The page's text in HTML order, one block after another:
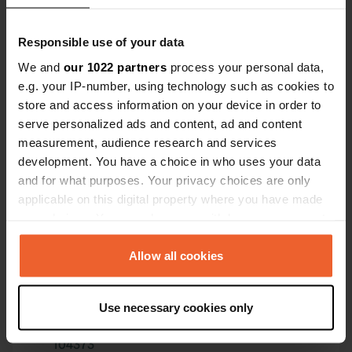
Responsible use of your data
We and our 1022 partners process your personal data,
e.g. your IP-number, using technology such as cookies to
store and access information on your device in order to
serve personalized ads and content, ad and content
measurement, audience research and services
development. You have a choice in who uses your data
and for what purposes. Your privacy choices are only
applicable on this digital property where you have made
any time from the Cookie Declaration or by clicking on
the Privacy trigger icon.
Collect information about your geographical location
which can be accurate to within several meters
Allow all cookies
Use necessary cookies only
propre !
Contact
Emplacement
AL-3411
04420, Santa Fe de Mondújar, Espagne
Coordonnées
36° 57' 45" N 2° 31' 37" W
Copie
36.9624668 -2.5269651
104373